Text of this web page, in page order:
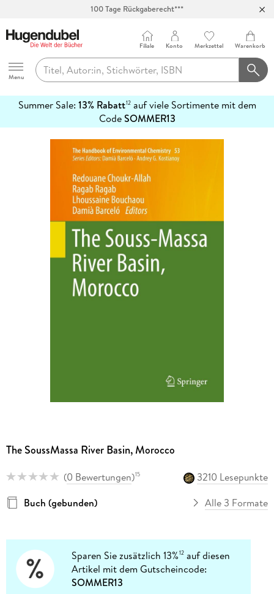
100 Tage Rückgaberecht***
Hugendubel
Menu
Filiale Konto Merkzettel Warenkorb
Summer Sale: 13% Rabatt12auf viele Sortimente mit dem
CodeSOMMER13
erfahren
The SoussMassa River Basin, Morocco
(0 Bewertungen)15
3210 Lesepunkte
Buch (gebunden)
Alle 3 Formate
Sparen Sie zusätzlich 13%12 auf diesen
Artikel mit dem Gutscheincode:
SOMMER13